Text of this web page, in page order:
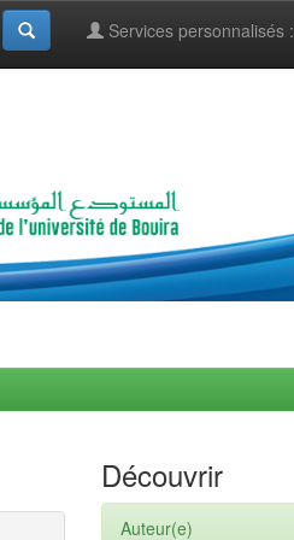
Services personnalisés :
Découvrir
Auteur(e)